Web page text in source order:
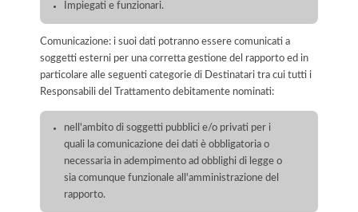
Impiegati e funzionari.
Comunicazione: i suoi dati potranno essere comunicati a
soggetti esterni per una corretta gestione del rapporto ed in
particolare alle seguenti categorie di Destinatari tra cui tutti i
Responsabili del Trattamento debitamente nominati:
nell'ambito di soggetti pubblici e/o privati per i
quali la comunicazione dei dati è obbligatoria o
necessaria in adempimento ad obblighi di legge o
sia comunque funzionale all'amministrazione del
rapporto.